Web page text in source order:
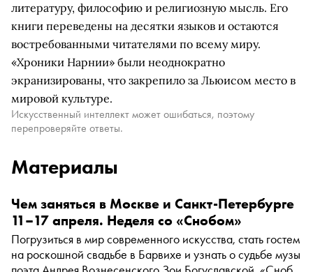
литературу, философию и религиозную мысль. Его
книги переведены на десятки языков и остаются
востребованными читателями по всему миру.
«Хроники Нарнии» были неоднократно
экранизированы, что закрепило за Льюисом место в
мировой культуре.
Искусственный интеллект может ошибаться, поэтому
перепроверяйте ответы.
Материалы
Чем заняться в Москве и Санкт-Петербурге
11–17 апреля. Неделя со «Снобом»
Погрузиться в мир современного искусства, стать гостем
на роскошной свадьбе в Барвихе и узнать о судьбе музы